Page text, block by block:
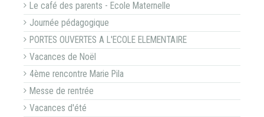
Le café des parents - Ecole Maternelle
Journée pédagogique
PORTES OUVERTES A L'ECOLE ELEMENTAIRE
Vacances de Noël
4ème rencontre Marie Pila
Messe de rentrée
Vacances d'été